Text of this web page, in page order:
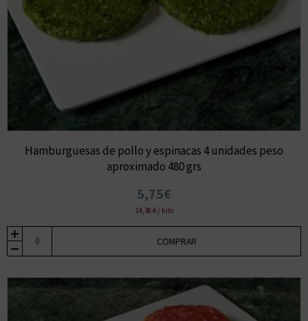
Hamburguesas de pollo y espinacas 4 unidades peso
aproximado 480 grs
5,75€
14,38 € / kilo
COMPRAR